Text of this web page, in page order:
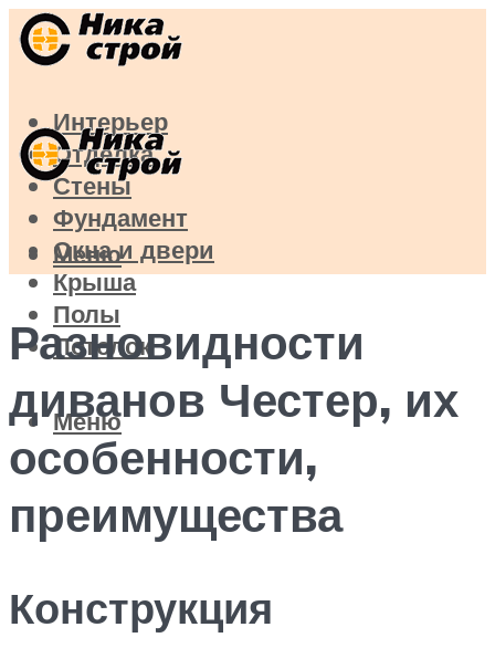
Интерьер
Отделка
Стены
Фундамент
Окна и двери
Крыша
Полы
Потолок
Меню
Меню
Разновидности
диванов Честер, их
особенности,
преимущества
Конструкция